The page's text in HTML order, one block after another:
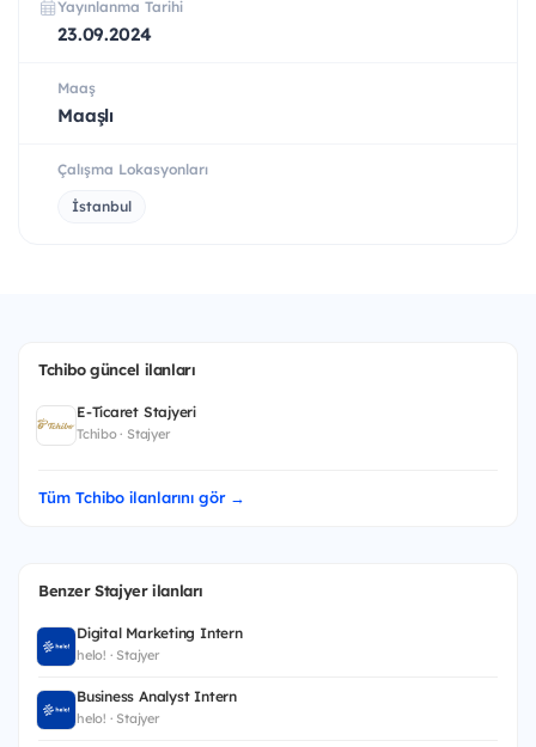
Yayınlanma Tarihi
23.09.2024
Maaş
Maaşlı
Çalışma Lokasyonları
İstanbul
Tchibo güncel ilanları
E-Ticaret Stajyeri
Tchibo · Stajyer
Tüm Tchibo ilanlarını gör →
Benzer Stajyer ilanları
Digital Marketing Intern
helo! · Stajyer
Business Analyst Intern
helo! · Stajyer